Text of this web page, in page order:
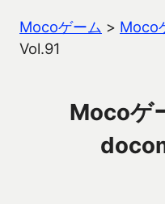
Mocoゲーム > Moco
Vol.91
Mocoゲ